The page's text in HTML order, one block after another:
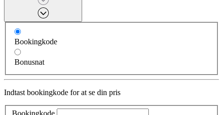
Bookingkode
Bonusnat
Indtast bookingkode for at se din pris